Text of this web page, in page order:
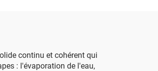
continu et cohérent qui
: l'évaporation de l'eau,